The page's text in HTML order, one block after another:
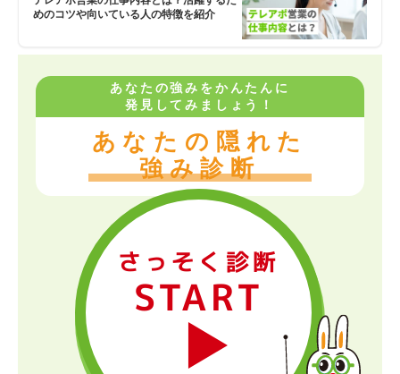
めのコツや向いている人の特徴を紹介
あなたの強みをかんたんに
発見してみましょう！
あなたの隠れた
強み診断
さっそく診断
START